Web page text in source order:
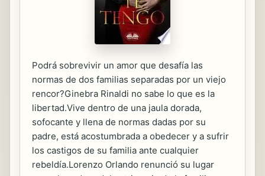
Podrá sobrevivir un amor que desafía las
normas de dos familias separadas por un viejo
rencor?Ginebra Rinaldi no sabe lo que es la
libertad.Vive dentro de una jaula dorada,
sofocante y llena de normas dadas por su
padre, está acostumbrada a obedecer y a sufrir
los castigos de su familia ante cualquier
rebeldía.Lorenzo Orlando renunció su lugar